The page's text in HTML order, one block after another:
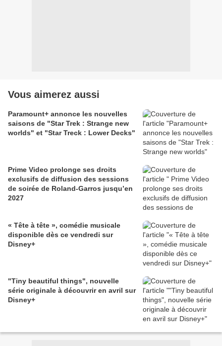
Vous aimerez aussi
Paramount+ annonce les nouvelles
saisons de "Star Trek : Strange new
worlds" et "Star Treck : Lower Decks"
Prime Video prolonge ses droits
exclusifs de diffusion des sessions
de soirée de Roland-Garros jusqu’en
2027
« Tête à tête », comédie musicale
disponible dès ce vendredi sur
Disney+
"Tiny beautiful things", nouvelle
série originale à découvrir en avril sur
Disney+